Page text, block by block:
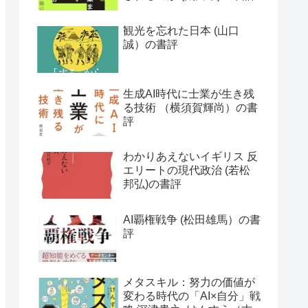
観光を忘れた日本 (山口
誠）の書評
生成AI時代に士業が生き残
る技術 （横須賀輝尚）の書
評
わかりあえないイギリス 反
エリートの現代政治 (若松
邦弘)の書評
AI覇権戦争 (松田雄馬）の書
評
メタスキル：努力の価値が
変わる時代の「AI×自分」戦